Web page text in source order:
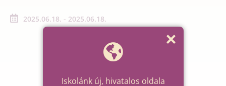
2025.06.18. - 2025.06.18.
Iskolánk új, hivatalos oldala